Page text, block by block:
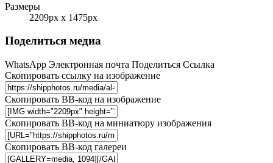
Размеры
2209px x 1475px
Поделиться медиа
WhatsApp Электронная почта Поделиться Ссылка
Скопировать ссылку на изображение
Скопировать BB-код на изображение
Скопировать BB-код на миниатюру изображения
Скопировать BB-код галереи